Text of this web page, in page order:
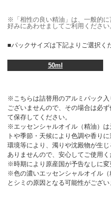
※「相性の良い精油」は、一般的
好みにあわせましてご利用ください
■パックサイズは下記よりご選択く
50ml
※こちらは詰替用のアルミパック
ございませんので、その場合は必
て保存してください。
※エッセンシャルオイル（精油）
トや季節・天候により色調や香り
環境等により、濁りや沈殿物が生
ありませんので、安心してご使用く
※時期により原産国が予告なしに変
※色の濃いエッセンシャルオイル
とシミの原因となる可能性がござい